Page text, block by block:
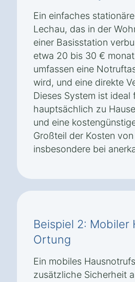
Ein einfaches
Lechau, das in der
einer Basisstation
etwa 20 bis 30 €
umfassen eine
wird, und eine direkte
Dieses System ist
hauptsächlich zu
und eine
Großteil der Kosten
insbesondere bei
Beispiel 2: Mobiler
Ortung
Ein mobiles
zusätzliche Sicherheit